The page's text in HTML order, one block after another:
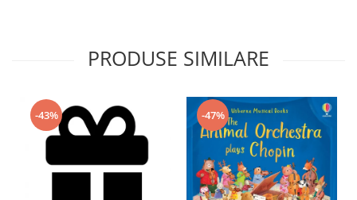
PRODUSE SIMILARE
-43% -47%